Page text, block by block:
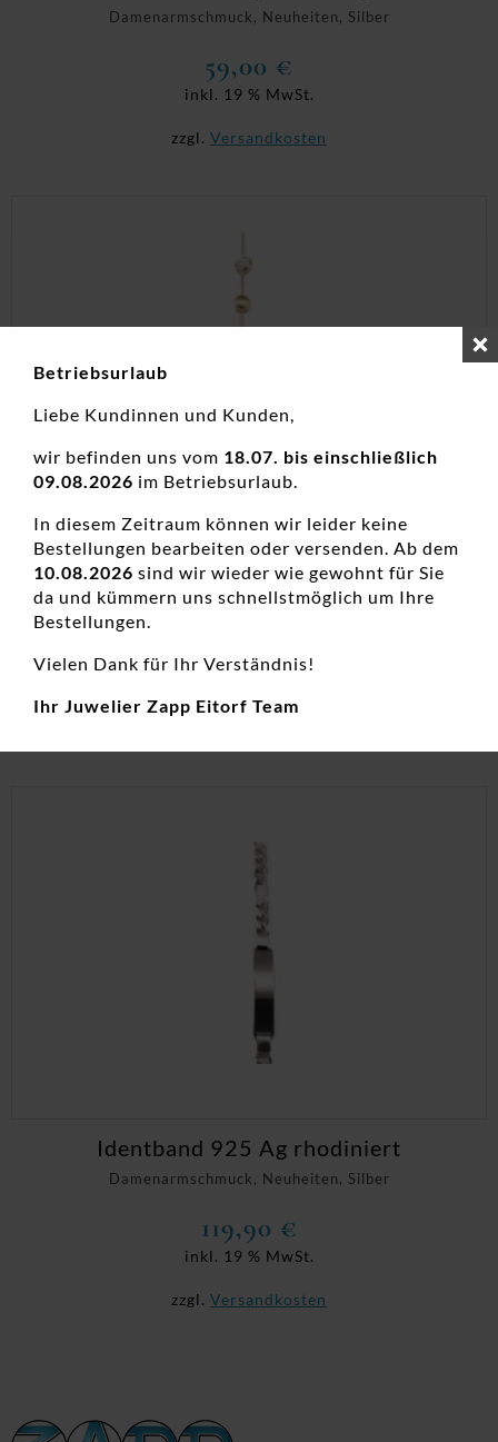
Damenarmschmuck, Neuheiten, Silber
59,00 €
inkl. 19 % MwSt.
zzgl. Versandkosten
Damenarmbänder, Damenarmschmuck, Farbstein Armbänder,
Gold, Neuheiten
Armband Farbsteine 375 GG
299,00€
Damenarmschmuck, Neuheiten, Silber
Identband 925 Ag rhodiniert
119,90 €
inkl. 19 % MwSt.
zzgl. Versandkosten
Betriebsurlaub
Liebe Kundinnen und Kunden,
wir befinden uns vom 18.07. bis einschließlich
09.08.2026 im Betriebsurlaub.
In diesem Zeitraum können wir leider keine
Bestellungen bearbeiten oder versenden. Ab dem
10.08.2026 sind wir wieder wie gewohnt für Sie
da und kümmern uns schnellstmöglich um Ihre
Bestellungen.
Vielen Dank für Ihr Verständnis!
Ihr Juwelier Zapp Eitorf Team